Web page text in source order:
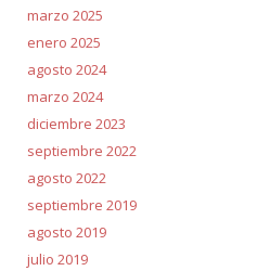
marzo 2025
enero 2025
agosto 2024
marzo 2024
diciembre 2023
septiembre 2022
agosto 2022
septiembre 2019
agosto 2019
julio 2019